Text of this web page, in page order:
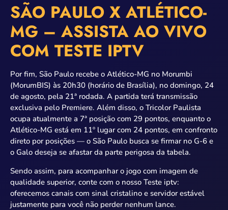
SÃO PAULO X ATLÉTICO-
MG – ASSISTA AO VIVO
COM TESTE IPTV
Por fim, São Paulo recebe o Atlético-MG no Morumbi
(MorumBIS) às 20h30 (horário de Brasília), no domingo, 24
de agosto, pela 21ª rodada. A partida terá transmissão
exclusiva pelo Premiere. Além disso, o Tricolor Paulista
ocupa atualmente a 7ª posição com 29 pontos, enquanto o
Atlético-MG está em 11º lugar com 24 pontos, em confronto
direto por posições — o São Paulo busca se firmar no G-6 e
o Galo deseja se afastar da parte perigosa da tabela.
Sendo assim, para acompanhar o jogo com imagem de
qualidade superior, conte com o nosso Teste iptv:
oferecemos canais com sinal cristalino e servidor estável
justamente para você não perder nenhum lance.